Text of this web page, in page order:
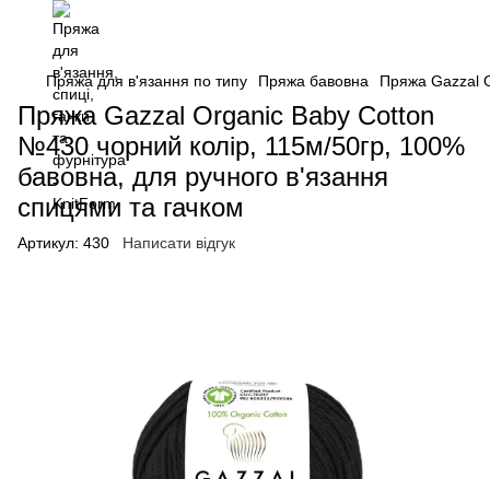
Пряжа для в'язання по типу Пряжа бавовна Пряжа Gazzal
Пряжа Gazzal Organic Baby Cotton
№430 чорний колір, 115м/50гр, 100%
бавовна, для ручного в'язання
спицями та гачком
Артикул: 430 Написати відгук